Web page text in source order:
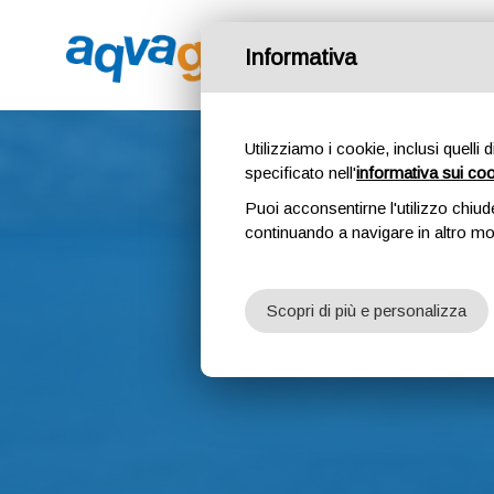
Informativa
Utilizziamo i cookie, inclusi quelli
specificato nell'informativa sui
Puoi acconsentirne l'utilizzo
continuando a navigare in altro
Scopri di più e personalizza